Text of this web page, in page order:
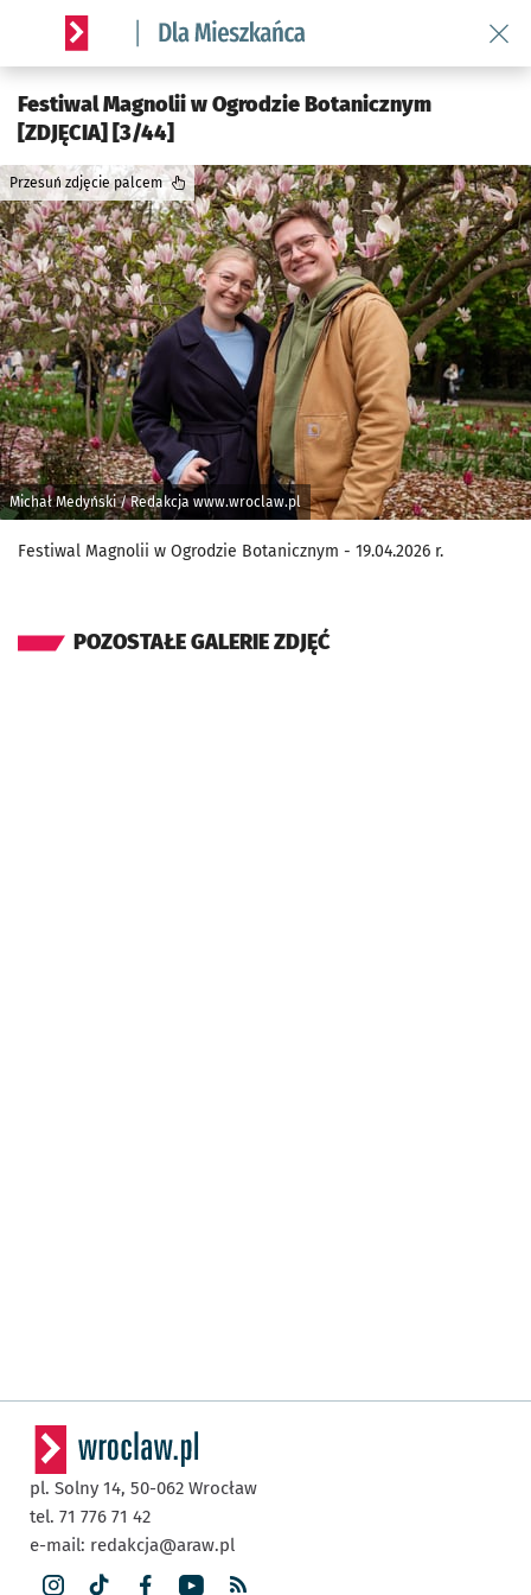
Serwis informacyjny wroclaw.pl podserwis: Dla mieszkańca
Festiwal Magnolii w Ogrodzie Botanicznym
[ZDJĘCIA] [3/44]
Michał Medyński / Redakcja www.wroclaw.pl
Przesuń zdjęcie palcem
Festiwal Magnolii w Ogrodzie Botanicznym - 19.04.2026 r.
POZOSTAŁE GALERIE ZDJĘĆ
pl. Solny 14, 50-062 Wrocław
tel. 71 776 71 42
e-mail: redakcja@araw.pl